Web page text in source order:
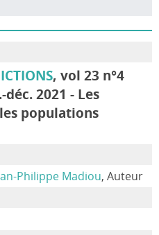
, vol 23 n°4
2021 - Les
populations
Philippe Madiou, Auteur